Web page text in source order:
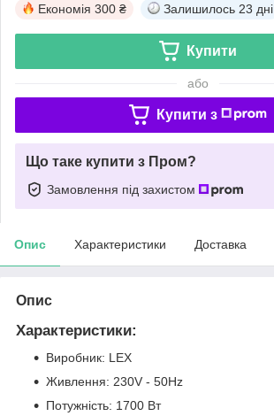
Економія 300 ₴ Залишилось 23 дні
Купити
або
Купити з
Що таке купити з Пром?
Замовлення під захистом
Опис Характеристики Доставка
Опис
Характеристики:
Виробник: LEX
Живлення: 230V - 50Hz
Потужність: 1700 Вт